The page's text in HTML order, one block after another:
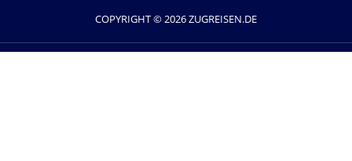
COPYRIGHT © 2026 ZUGREISEN.DE